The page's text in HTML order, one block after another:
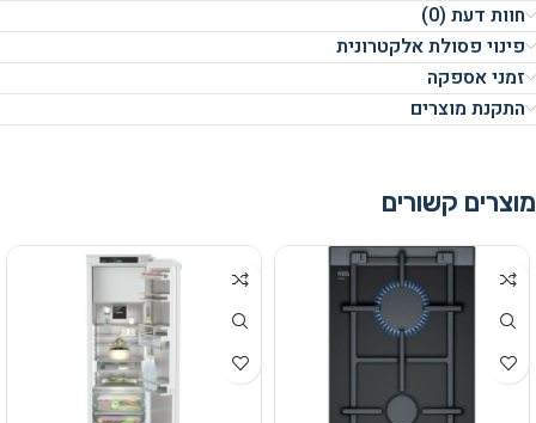
חוות דעת (0)
פינוי פסולת אלקטרונית
זמני אספקה
התקנת מוצרים
מוצרים קשורים